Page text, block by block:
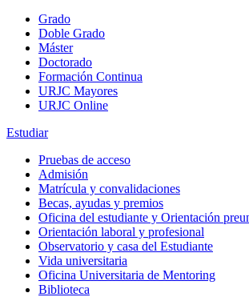
Grado
Doble Grado
Máster
Doctorado
Formación Continua
URJC Mayores
URJC Online
Estudiar
Pruebas de acceso
Admisión
Matrícula y convalidaciones
Becas, ayudas y premios
Oficina del estudiante y Orientación
Orientación laboral y profesional
Observatorio y casa del Estudiante
Vida universitaria
Oficina Universitaria de Mentoring
Biblioteca